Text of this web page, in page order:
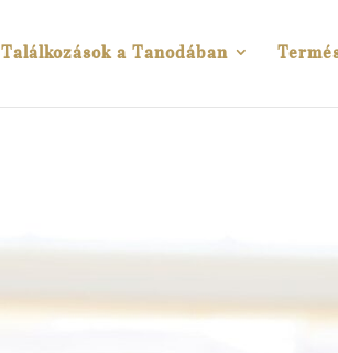
Találkozások a Tanodában